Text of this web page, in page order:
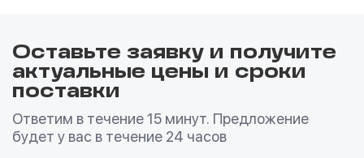
Оставьте заявку и получите
актуальные цены и сроки
поставки
Ответим в течение 15 минут. Предложение
будет у вас в течение 24 часов